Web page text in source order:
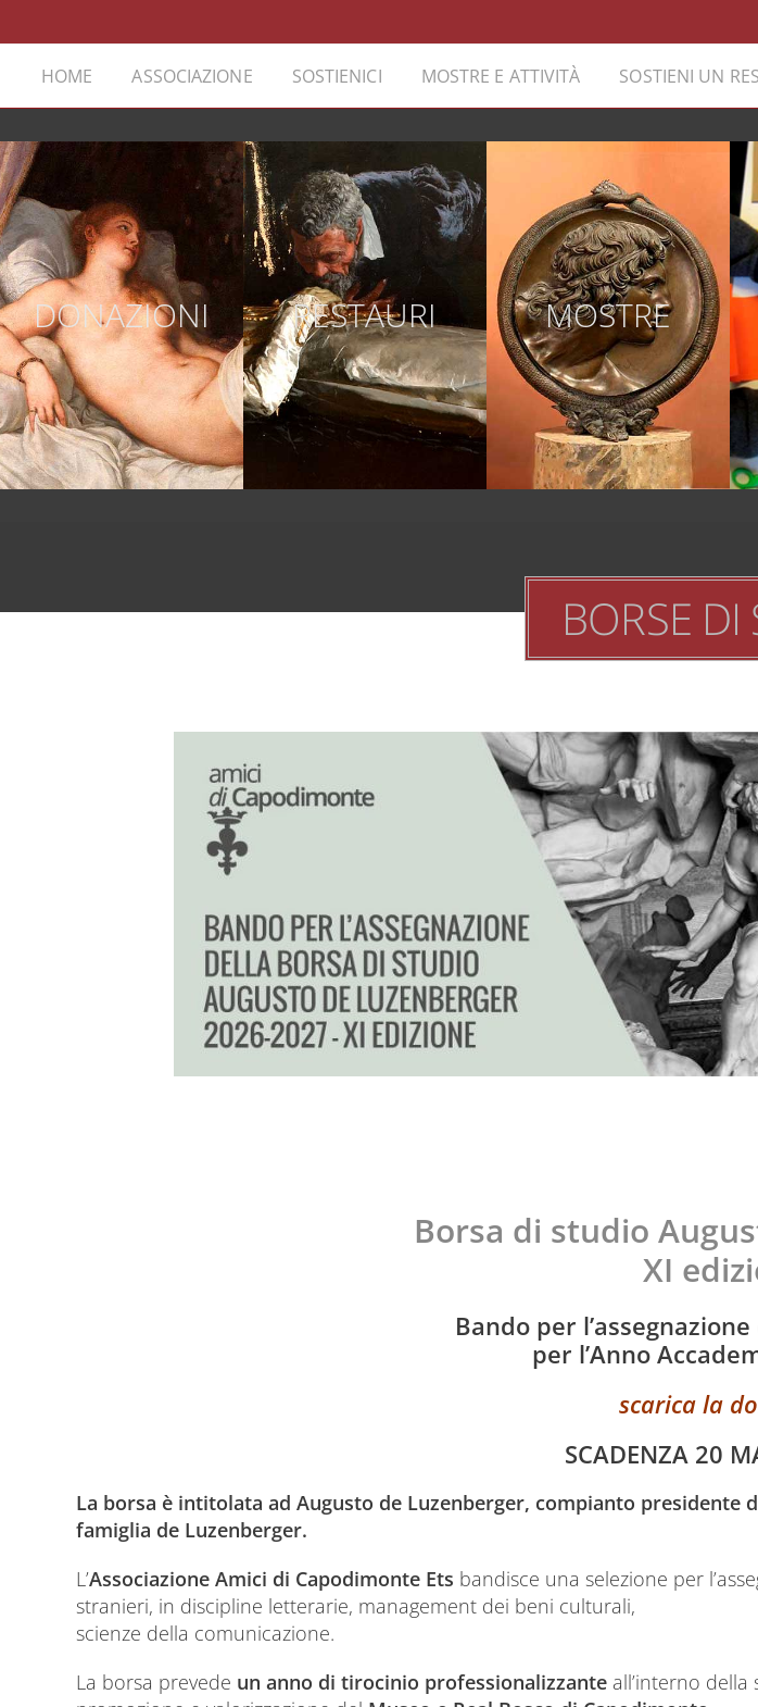
HOME ASSOCIAZIONE SOSTIENICI MOSTRE E ATTIVITÀ SOSTIENI UN
DONAZIONI RESTAURI MOSTRE
BORSE
Borsa di studio
XI
Bando per
per l’Anno
scarica la
SCADENZA 20
La borsa è intitolata ad Augusto de Luzenberger, compianto presidente
famiglia de Luzenberger.
L’Associazione Amici di Capodimonte Ets bandisce una selezione per
stranieri, in discipline letterarie, management dei beni culturali,
scienze della comunicazione.
La borsa prevede un anno di tirocinio professionalizzante all’interno